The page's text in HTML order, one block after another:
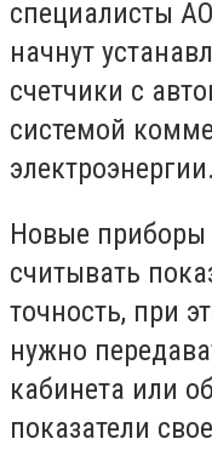
специалисты
начнут
счетчики с
системой
электроэнергии.
Новые приборы
считывать
точность, при
нужно
кабинета или
показатели